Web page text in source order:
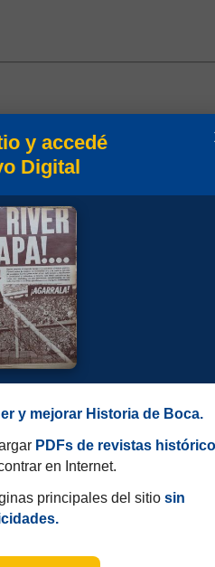
y accedé
Digital
y mejorar Historia de Boca.
PDFs de revistas
en Internet.
principales del sitio sin